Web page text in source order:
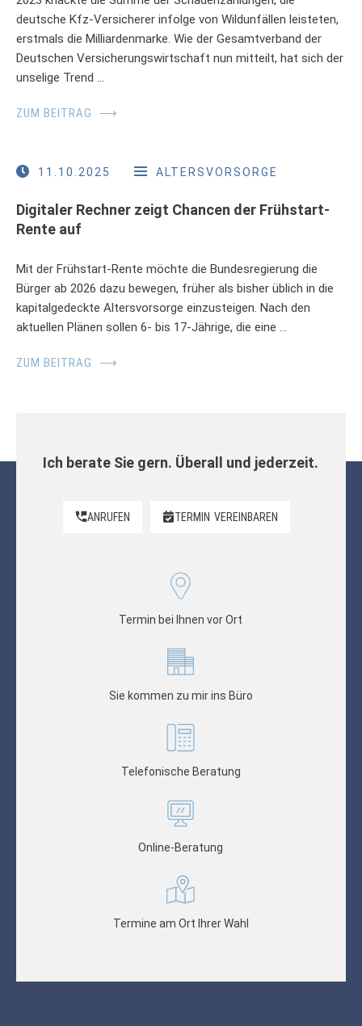
deutsche Kfz-Versicherer infolge von Wildunfällen leisteten,
erstmals die Milliardenmarke. Wie der Gesamtverband der
Deutschen Versicherungswirtschaft nun mitteilt, hat sich der
unselige Trend …
ZUM BEITRAG ⟶
11.10.2025 ALTERSVORSORGE
Digitaler Rechner zeigt Chancen der Frühstart-
Rente auf
Mit der Frühstart-Rente möchte die Bundesregierung die
Bürger ab 2026 dazu bewegen, früher als bisher üblich in die
kapitalgedeckte Altersvorsorge einzusteigen. Nach den
aktuellen Plänen sollen 6- bis 17-Jährige, die eine …
ZUM BEITRAG ⟶
Ich berate Sie gern. Überall und jederzeit.
ANRUFEN TERMIN VEREINBAREN
Termin bei Ihnen vor Ort
Sie kommen zu mir ins Büro
Telefonische Beratung
Online-Beratung
Termine am Ort Ihrer Wahl